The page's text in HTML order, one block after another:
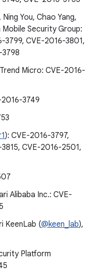
You, Chao Yang,
Mobile Security Group:
CVE-2016-3801,
Micro: CVE-2016-
3749
): CVE-2016-3797,
CVE-2016-2501,
Alibaba Inc.: CVE-
KeenLab (@keen_lab),
Platform